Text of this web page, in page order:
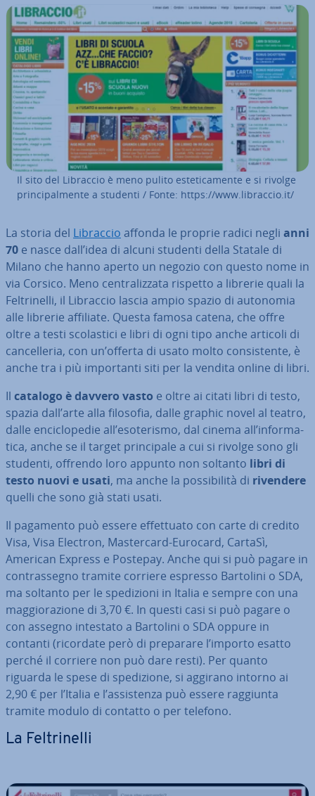
Il sito del Libraccio è meno pulito este­ti­ca­men­te e si rivolge
prin­ci­pal­men­te a studenti / Fonte: https://www.libraccio.it/
La storia del Libraccio affonda le proprie radici negli anni
70 e nasce dall’idea di alcuni studenti della Statale di
Milano che hanno aperto un negozio con questo nome in
via Corsico. Meno cen­tra­liz­za­ta rispetto a librerie quali la
Fel­tri­nel­li, il Libraccio lascia ampio spazio di autonomia
alle librerie affiliate. Questa famosa catena, che offre
oltre a testi sco­la­sti­ci e libri di ogni tipo anche articoli di
can­cel­le­ria, con un’offerta di usato molto con­si­sten­te, è
anche tra i più im­por­tan­ti siti per la vendita online di libri.
Il catalogo è davvero vasto e oltre ai citati libri di testo,
spazia dall’arte alla filosofia, dalle graphic novel al teatro,
dalle en­ci­clo­pe­die all’eso­te­ri­smo, dal cinema all’in­for­ma­
ti­ca, anche se il target prin­ci­pa­le a cui si rivolge sono gli
studenti, offrendo loro appunto non soltanto libri di
testo nuovi e usati, ma anche la pos­si­bi­li­tà di rivendere
quelli che sono già stati usati.
Il pagamento può essere ef­fet­tua­to con carte di credito
Visa, Visa Electron, Ma­ster­card-Eurocard, CartaSì,
American Express e Postepay. Anche qui si può pagare in
con­tras­se­gno tramite corriere espresso Bartolini o SDA,
ma soltanto per le spe­di­zio­ni in Italia e sempre con una
mag­gio­ra­zio­ne di 3,70 €. In questi casi si può pagare o
con assegno intestato a Bartolini o SDA oppure in
contanti (ricordate però di preparare l’importo esatto
perché il corriere non può dare resti). Per quanto
riguarda le spese di spe­di­zio­ne, si aggirano intorno ai
2,90 € per l’Italia e l’as­si­sten­za può essere raggiunta
tramite modulo di contatto o per telefono.
La Fel­tri­nel­li